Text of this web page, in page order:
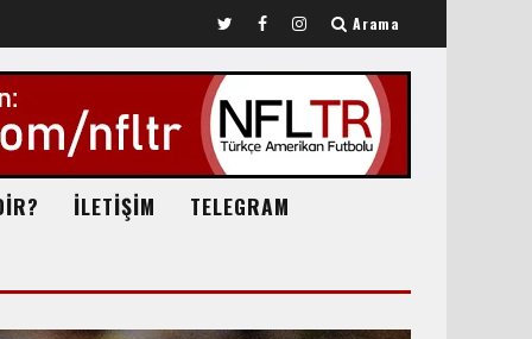
Arama
İLETİŞİM TELEGRAM